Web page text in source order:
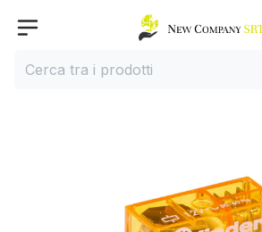
Open menu
Home page
Cerca